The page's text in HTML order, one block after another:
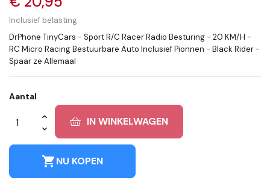
Inclusief belasting
DrPhone TinyCars - Sport R/C Racer Radio Besturing - 20 KM/H -
RC Micro Racing Bestuurbare Auto Inclusief Pionnen - Black Rider -
Spaar ze Allemaal
Aantal
IN WINKELWAGEN
shopping_cartNU KOPEN